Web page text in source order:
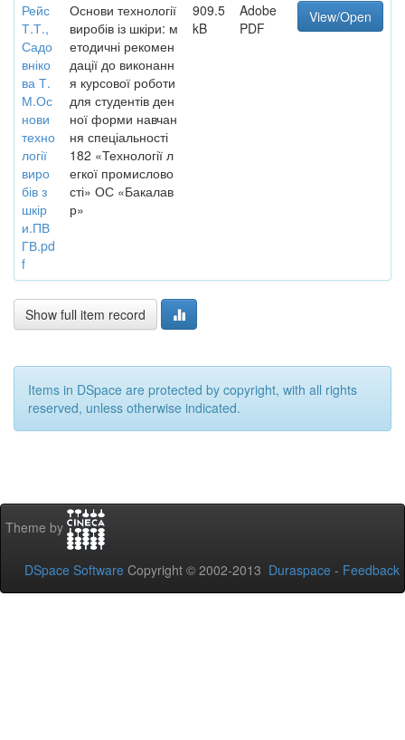
Рейс
Т.Т.,
Садо
вніко
ва Т.
М.Ос
нови
техно
логії
виро
бів з
шкір
и.ПВ
ГВ.pd
f
Основи технології
виробів із шкіри: м
етодичні рекомен
дації до виконанн
я курсової роботи
для студентів ден
ної форми навчан
ня спеціальності
182 «Технології л
егкої промислово
сті» ОС «Бакалав
р»
909.5
kB
Adobe
PDF
View/Open
Show full item record
Items in DSpace are protected by copyright, with all rights
reserved, unless otherwise indicated.
Theme by
DSpace Software Copyright © 2002-2013 Duraspace - Feedback